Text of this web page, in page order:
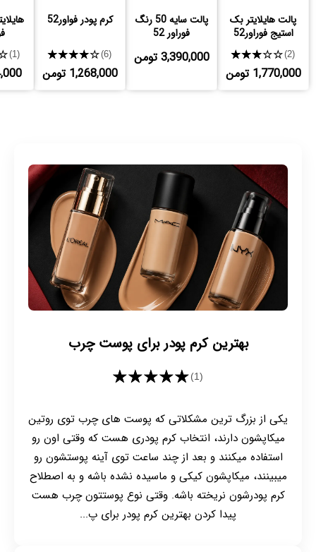
پالت هایلایتر بک
استیج فوراور52
★★★★★(2)
1,770,000 تومن
پالت سایه 50 رنگ
فوراور 52
3,390,000 تومن
کرم پودر فواور52
★★★★★(6)
1,268,000 تومن
(1)
بهترین کرم پودر برای پوست چرب
★★★★★(1)
یکی از بزرگ ترین مشکلاتی که پوست های چرب توی روتین
میکاپشون دارند، انتخاب کرم پودری هست که وقتی اون رو
استفاده میکنند و بعد از چند ساعت توی آینه پوستشون رو
میبینند، میکاپشون کیکی و ماسیده نشده باشه و به اصطلاح
کرم پودرشون نریخته باشه. وقتی نوع پوستتون چرب هست
پیدا کردن بهترین کرم پودر برای پ...